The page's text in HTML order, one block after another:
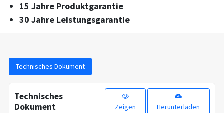
15 Jahre Produktgarantie
30 Jahre Leistungsgarantie
Technisches Dokument
Technisches
Dokument
Zeigen Herunterladen